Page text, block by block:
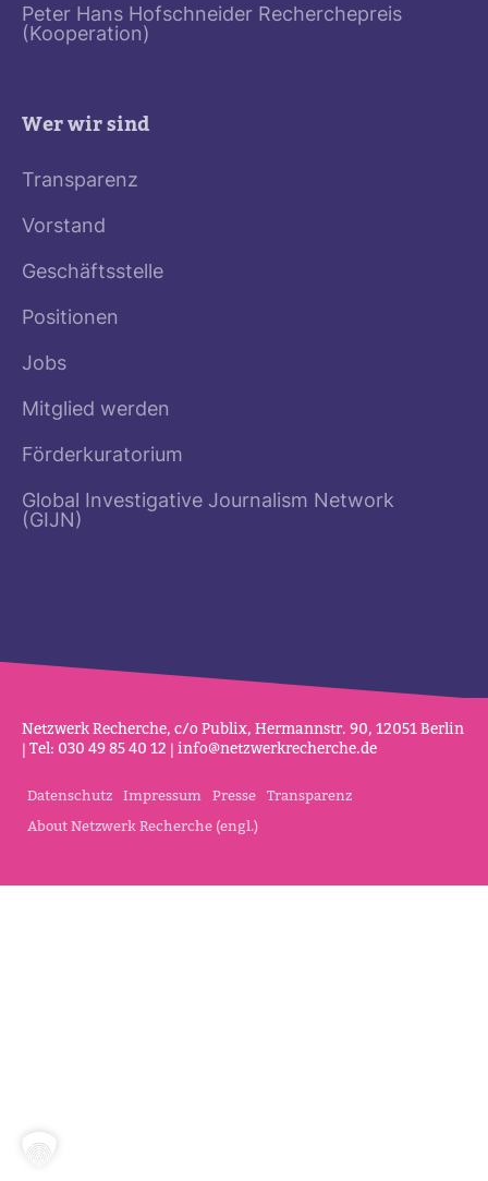
Peter Hans Hofschneider Recherchepreis
(Kooperation)
Wer wir sind
Transparenz
Vorstand
Geschäftsstelle
Positionen
Jobs
Mitglied werden
Förderkuratorium
Global Investigative Journalism Network
(GIJN)
Netz­werk Recherche, c/o Publix, Her­mannstr. 90, 12051 Berlin
| Tel: 030 49 85 40 12 | info@netz­werk­re­cherche.de
Datenschutz Impressum Presse Transparenz
About Netzwerk Recherche (engl.)